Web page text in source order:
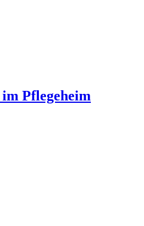
Pflegeheim